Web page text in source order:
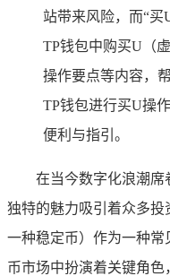
站带来风险，而“买
TP钱包中购买U（
操作要点等内容，
TP钱包进行买U操
便利与指引。
在当今数字化浪潮席
独特的魅力吸引着众多投
一种稳定币）作为一种
币市场中扮演着关键角色